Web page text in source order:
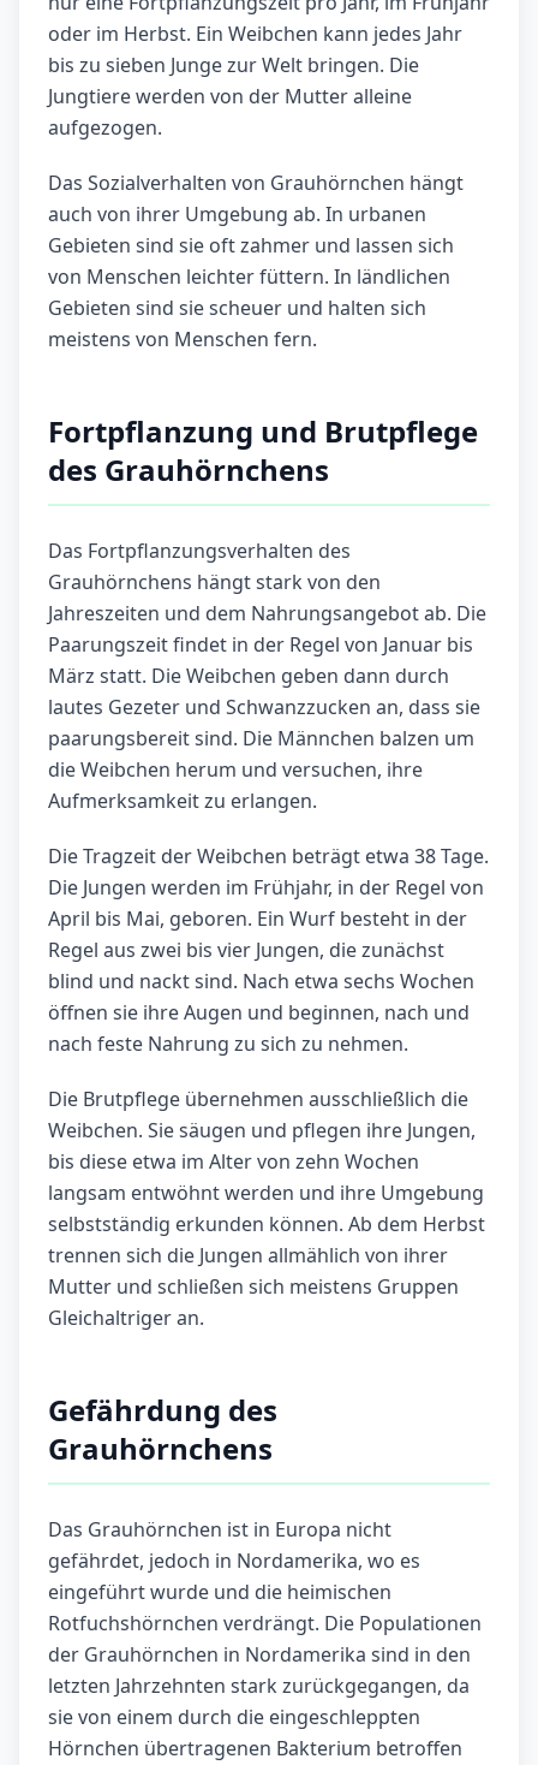
oder im Herbst. Ein Weibchen kann jedes Jahr
bis zu sieben Junge zur Welt bringen. Die
Jungtiere werden von der Mutter alleine
aufgezogen.
Das Sozialverhalten von Grauhörnchen hängt
auch von ihrer Umgebung ab. In urbanen
Gebieten sind sie oft zahmer und lassen sich
von Menschen leichter füttern. In ländlichen
Gebieten sind sie scheuer und halten sich
meistens von Menschen fern.
Fortpflanzung und Brutpflege
des Grauhörnchens
Das Fortpflanzungsverhalten des
Grauhörnchens hängt stark von den
Jahreszeiten und dem Nahrungsangebot ab. Die
Paarungszeit findet in der Regel von Januar bis
März statt. Die Weibchen geben dann durch
lautes Gezeter und Schwanzzucken an, dass sie
paarungsbereit sind. Die Männchen balzen um
die Weibchen herum und versuchen, ihre
Aufmerksamkeit zu erlangen.
Die Tragzeit der Weibchen beträgt etwa 38 Tage.
Die Jungen werden im Frühjahr, in der Regel von
April bis Mai, geboren. Ein Wurf besteht in der
Regel aus zwei bis vier Jungen, die zunächst
blind und nackt sind. Nach etwa sechs Wochen
öffnen sie ihre Augen und beginnen, nach und
nach feste Nahrung zu sich zu nehmen.
Die Brutpflege übernehmen ausschließlich die
Weibchen. Sie säugen und pflegen ihre Jungen,
bis diese etwa im Alter von zehn Wochen
langsam entwöhnt werden und ihre Umgebung
selbstständig erkunden können. Ab dem Herbst
trennen sich die Jungen allmählich von ihrer
Mutter und schließen sich meistens Gruppen
Gleichaltriger an.
Gefährdung des
Grauhörnchens
Das Grauhörnchen ist in Europa nicht
gefährdet, jedoch in Nordamerika, wo es
eingeführt wurde und die heimischen
Rotfuchshörnchen verdrängt. Die Populationen
der Grauhörnchen in Nordamerika sind in den
letzten Jahrzehnten stark zurückgegangen, da
sie von einem durch die eingeschleppten
Hörnchen übertragenen Bakterium betroffen